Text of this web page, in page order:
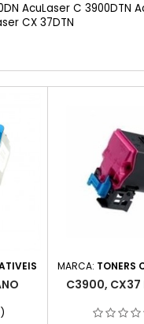
AcuLaser C 3900DTN
CX 37DTN
MARCA: TONERS
C3900, CX37